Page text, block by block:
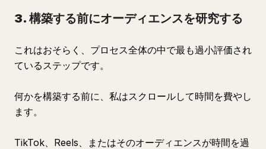
3. 構築する前にオーディエンスを研究する
これはおそらく、プロセス全体の中で最も過小評価され
ているステップです。
何かを構築する前に、私はスクロールして時間を費やし
ます。
TikTok、Reels、またはそのオーディエンスが時間を過